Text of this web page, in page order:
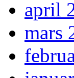
april
mars